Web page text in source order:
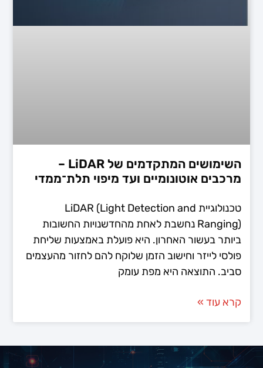
השימושים המתקדמים של LiDAR –
מרכבים אוטונומיים ועד מיפוי תלת־ממדי
טכנולוגיית LiDAR (Light Detection and
Ranging) נחשבת לאחת מהחדשנויות החשובות
ביותר בעשור האחרון. היא פועלת באמצעות שליחת
פולסי לייזר וחישוב הזמן שלוקח להם לחזור מהעצמים
סביב. התוצאה היא מפת עומק
קרא עוד »